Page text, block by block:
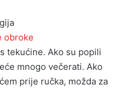
obroke
tekućine. Ako su popili
mnogo večerati. Ako
prije ručka, možda za